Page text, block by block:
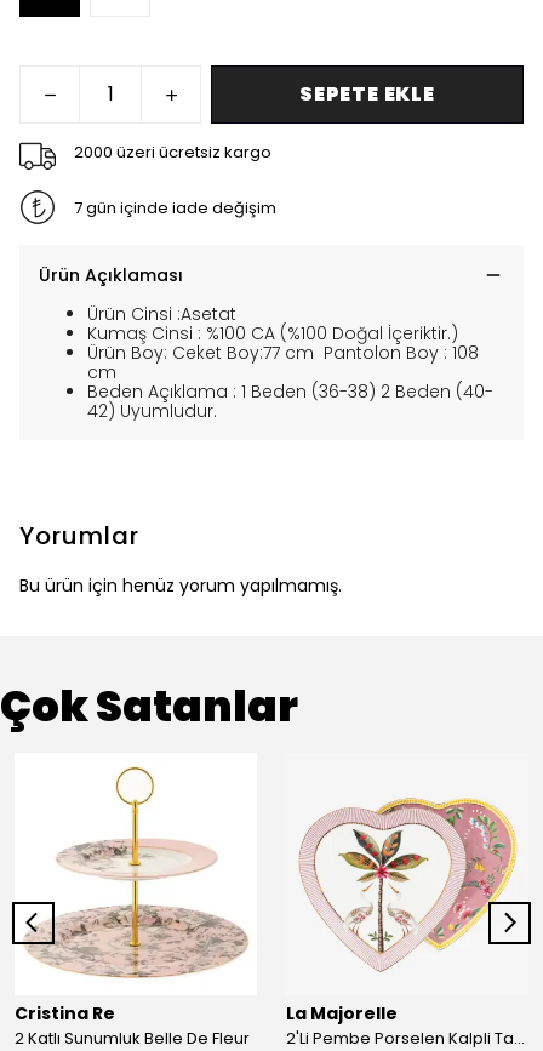
SEPETE EKLE
2000 üzeri ücretsiz kargo
7 gün içinde iade değişim
Ürün Açıklaması
Ürün Cinsi :Asetat
Kumaş Cinsi : %100 CA (%100 Doğal İçeriktir.)
Ürün Boy: Ceket Boy:77 cm Pantolon Boy : 108
cm
Beden Açıklama : 1 Beden (36-38) 2 Beden (40-
42) Uyumludur.
Yorumlar
Bu ürün için henüz yorum yapılmamış.
Çok Satanlar
Cristina Re
2 Katlı Sunumluk Belle De Fleur
La Majorelle
2'Li Pembe Porselen Kalpli Tabak 21,5 Cm La Majorelle